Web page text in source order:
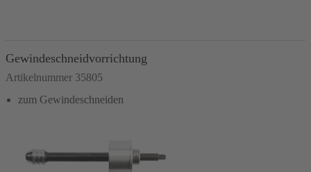
Gewindeschneidvorrichtung
Artikelnummer 35805
zum Gewindeschneiden